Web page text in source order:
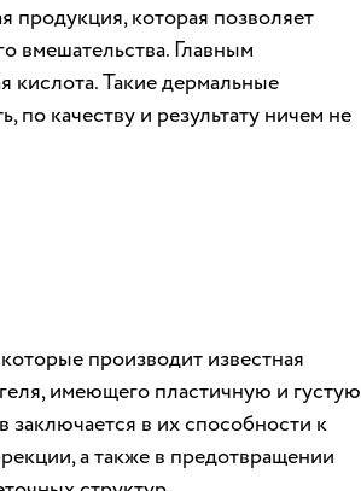
которая позволяет
вмешательства. Главным
кислота. Такие дермальные
качеству и результату ничем не
производит известная
имеющего пластичную и густую
заключается в их способности к
а также в предотвращении